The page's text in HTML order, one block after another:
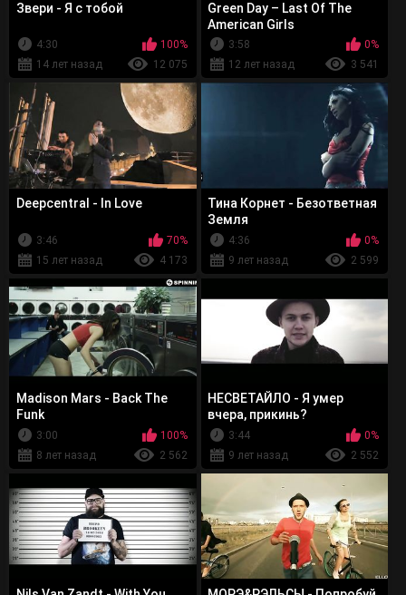
Звери - Я с тобой
4:30
100%
14 лет назад
12 075
Green Day – Last Of The
American Girls
3:58
0%
12 лет назад
3 541
Deepcentral - In Love
3:46
70%
15 лет назад
4 173
Тина Корнет - Безответная
Земля
4:36
0%
9 лет назад
2 599
Madison Mars - Back The
Funk
3:00
100%
8 лет назад
2 562
НЕСВЕТАЙЛО - Я умер
вчера, прикинь?
3:44
0%
9 лет назад
2 552